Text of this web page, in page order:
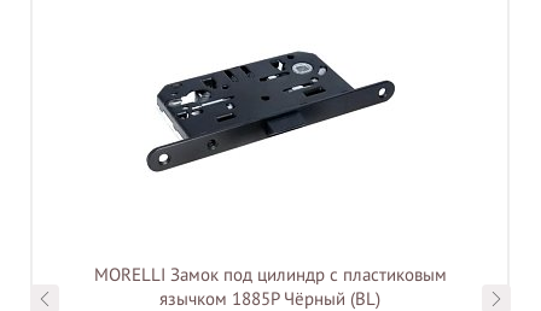
MORELLI Замок под цилиндр с пластиковым
язычком 1885P Чёрный (BL)